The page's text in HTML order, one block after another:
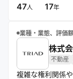
47人 17年
業種・業態、評価
株式
不動産
複雑な権利関係